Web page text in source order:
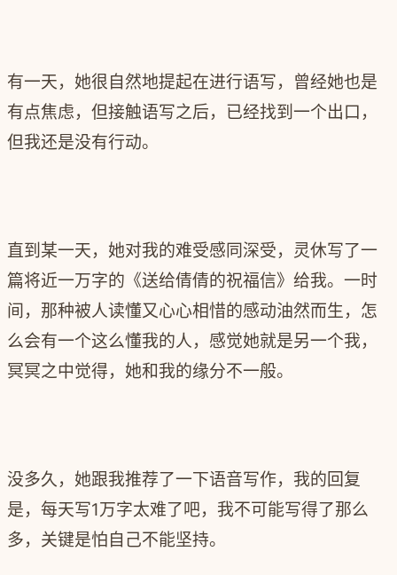
有一天，她很自然地提起在进行语写，曾经她也是
有点焦虑，但接触语写之后，已经找到一个出口，
但我还是没有行动。
直到某一天，她对我的难受感同深受，灵休写了一
篇将近一万字的《送给倩倩的祝福信》给我。一时
间，那种被人读懂又心心相惜的感动油然而生，怎
么会有一个这么懂我的人，感觉她就是另一个我，
冥冥之中觉得，她和我的缘分不一般。
没多久，她跟我推荐了一下语音写作，我的回复
是，每天写1万字太难了吧，我不可能写得了那么
多，关键是怕自己不能坚持。